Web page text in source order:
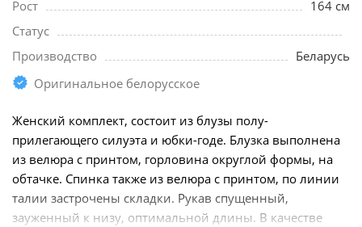
Рост
164 см
Статус
Производство
Беларусь
Оригинальное белорусское
Женский комплект, состоит из блузы полу-
прилегающего силуэта и юбки-годе. Блузка выполнена
из велюра с принтом, горловина округлой формы, на
обтачке. Спинка также из велюра с принтом, по линии
талии застрочены складки. Рукав спущенный,
зауженный к низу, оптимальной длины. В качестве